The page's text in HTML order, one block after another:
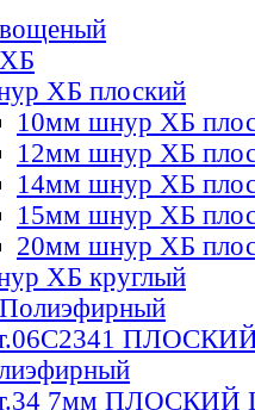
ХБ плоский
10мм шнур ХБ
12мм шнур ХБ
14мм шнур ХБ
15мм шнур ХБ
20мм шнур ХБ
ХБ круглый
7мм ПЛОСКИЙ